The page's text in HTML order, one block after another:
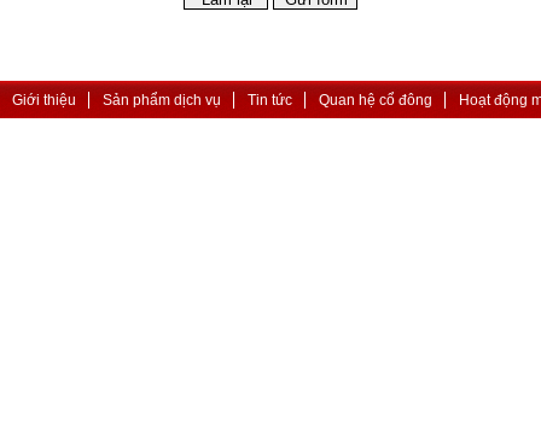
Giới thiệu Sản phẩm dịch vụ Tin tức Quan hệ cổ đông Hoạt động